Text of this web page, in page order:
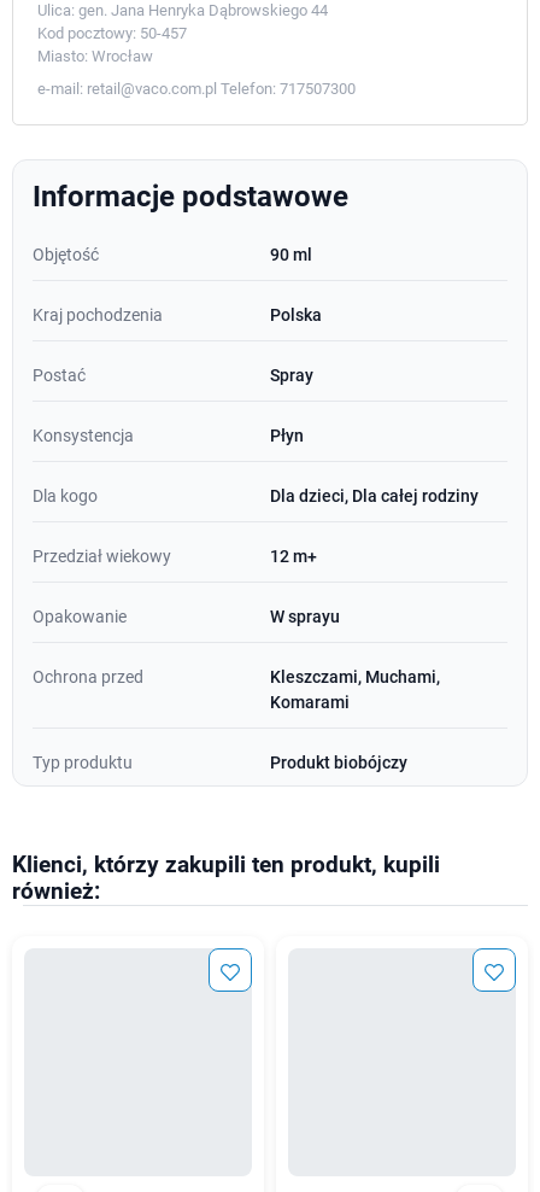
Ulica: gen. Jana Henryka Dąbrowskiego 44
Kod pocztowy: 50-457
Miasto: Wrocław
e-mail: retail@vaco.com.pl Telefon: 717507300
Informacje podstawowe
Objętość 90 ml
Kraj pochodzenia Polska
Postać Spray
Konsystencja Płyn
Dla kogo Dla dzieci, Dla całej rodziny
Przedział wiekowy 12 m+
Opakowanie W sprayu
Ochrona przed
Kleszczami, Muchami,
Komarami
Typ produktu Produkt biobójczy
Klienci, którzy zakupili ten produkt, kupili
również: